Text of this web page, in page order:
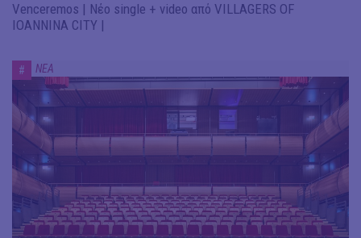
Venceremos | Νέο single + video από VILLAGERS OF
IOANNINA CITY |
# ΝΕΑ